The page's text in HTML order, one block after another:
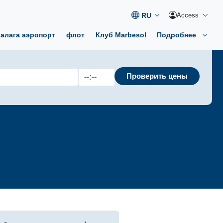
Access
аэропорт флот Клуб Marbesol Подробнее
Проверить цены